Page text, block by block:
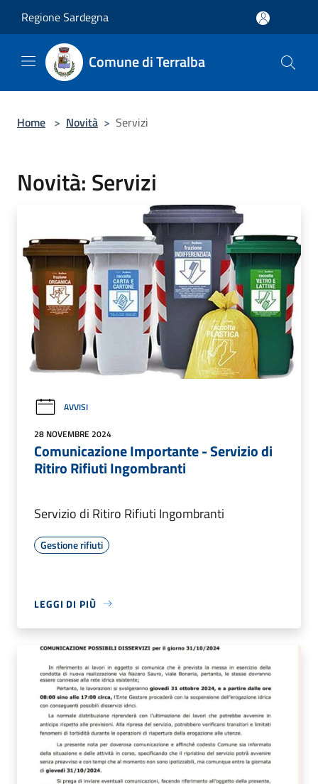
Regione Sardegna
Comune di Terralba
Home > Novità > Servizi
Novità: Servizi
AVVISI
28 NOVEMBRE 2024
Comunicazione Importante - Servizio di
Ritiro Rifiuti Ingombranti
Servizio di Ritiro Rifiuti Ingombranti
Gestione rifiuti
LEGGI DI PIÙ